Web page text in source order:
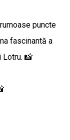
puncte
fascinantă a
Lotru. 📸